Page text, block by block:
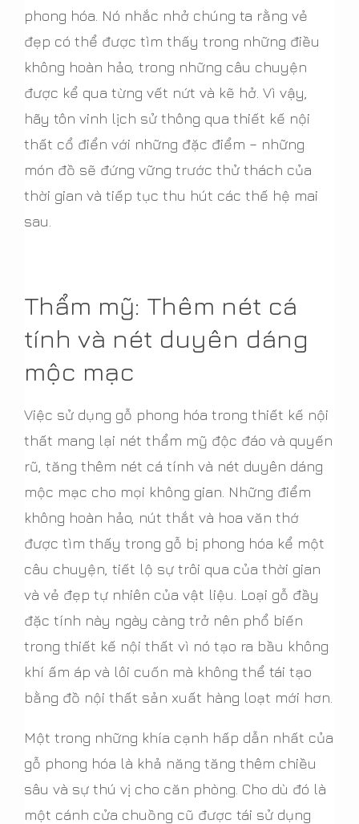
phong hóa. Nó nhắc nhở chúng ta rằng vẻ
đẹp có thể được tìm thấy trong những điều
không hoàn hảo, trong những câu chuyện
được kể qua từng vết nứt và kẽ hở. Vì vậy,
hãy tôn vinh lịch sử thông qua thiết kế nội
thất cổ điển với những đặc điểm – những
món đồ sẽ đứng vững trước thử thách của
thời gian và tiếp tục thu hút các thế hệ mai
sau.
Thẩm mỹ: Thêm nét cá
tính và nét duyên dáng
mộc mạc
Việc sử dụng gỗ phong hóa trong thiết kế nội
thất mang lại nét thẩm mỹ độc đáo và quyến
rũ, tăng thêm nét cá tính và nét duyên dáng
mộc mạc cho mọi không gian. Những điểm
không hoàn hảo, nút thắt và hoa văn thớ
được tìm thấy trong gỗ bị phong hóa kể một
câu chuyện, tiết lộ sự trôi qua của thời gian
và vẻ đẹp tự nhiên của vật liệu. Loại gỗ đầy
đặc tính này ngày càng trở nên phổ biến
trong thiết kế nội thất vì nó tạo ra bầu không
khí ấm áp và lôi cuốn mà không thể tái tạo
bằng đồ nội thất sản xuất hàng loạt mới hơn.
Một trong những khía cạnh hấp dẫn nhất của
gỗ phong hóa là khả năng tăng thêm chiều
sâu và sự thú vị cho căn phòng. Cho dù đó là
một cánh cửa chuồng cũ được tái sử dụng